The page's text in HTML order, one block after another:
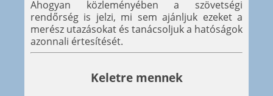
Ahogyan közleményében a szövetségi
rendőrség is jelzi, mi sem ajánljuk ezeket a
merész utazásokat és tanácsoljuk a hatóságok
azonnali értesítését.
Keletre mennek